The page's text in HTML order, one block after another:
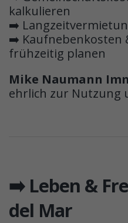
kalkulieren
➡️
➡️ Kaufnebenkosten
frühzeitig planen
Mike Naumann
ehrlich zur Nutzung
➡️ Leben &
del Mar